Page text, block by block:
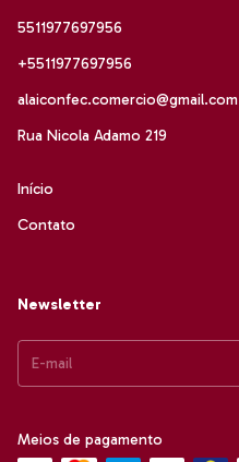
5511977697956
+5511977697956
alaiconfec.comercio@gmail.com
Rua Nicola Adamo 219
Início
Contato
Newsletter
Meios de pagamento